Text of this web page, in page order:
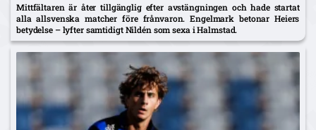
Mittfältaren är åter tillgänglig efter avstängningen och hade startat
alla allsvenska matcher före frånvaron. Engelmark betonar Heiers
betydelse – lyfter samtidigt Nildén som sexa i Halmstad.